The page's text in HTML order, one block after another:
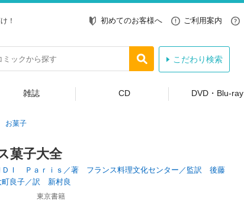
！ 初めてのお客様へ ご利用案内
こだわり検索
雑誌 CD DVD・Blu-ray
お菓子
菓子大全
ＤＩ Ｐａｒｉｓ／著 フランス料理文化センター／監訳 後藤
良子／訳 新村良
東京書籍